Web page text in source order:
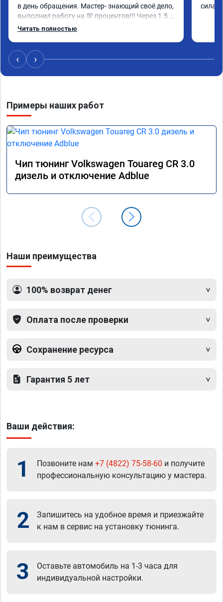
в день обращения. Мастер- знающий своё дело,
выполнил работу на 💯 процентов!!! Через 1.5
часа (время на прошивку) машину не узнать!!!
Читать полностью
сила,
‹ ›
Примеры наших работ
Чип тюнинг Volkswagen Touareg CR 3.0
дизель и отключение Adblue
Наши преимущества
100% возврат денег
Оплата после проверки
Сохранение ресурса
Гарантия 5 лет
Ваши действия:
1 Позвоните нам +7 (4822) 75-58-60 и получите
профессиональную консультацию у мастера.
2
Запишитесь на удобное время и приезжайте
к нам в сервис на установку тюнинга.
3
Оставьте автомобиль на 1-3 часа для
индивидуальной настройки.